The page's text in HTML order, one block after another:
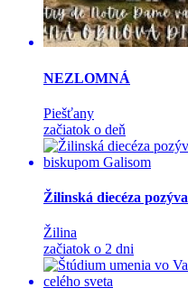
NEZLOMNÁ
Piešťany
začiatok o deň
Žilinská diecéza
Žilina
začiatok o 2 dni